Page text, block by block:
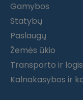
Gamybos
Statybų
Paslaugų
Žemės ūkio
Transporto ir
Kalnakasybos ir